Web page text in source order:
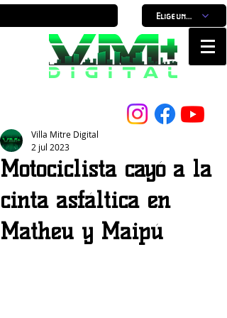
Elige un horario
Motociclista cayó a la
cinta asfáltica en
Matheu y Maipú
Villa Mitre Digital
2 jul 2023